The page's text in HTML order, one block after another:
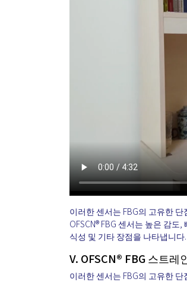
이러한 센서는 FBG의 고유한
OFSCN® FBG 센서는 높은 감
식성 및 기타 장점을 나타냅니
V. OFSCN® FBG 스트레
이러한 센서는 FBG의 고유한